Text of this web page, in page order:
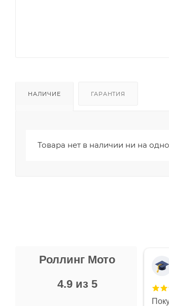
НАЛИЧИЕ ГАРАНТИЯ
Товара нет в наличии ни на
Роллинг Мото
4.9 из 5